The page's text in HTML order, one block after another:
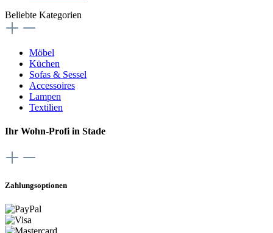
Beliebte Kategorien
Möbel
Küchen
Sofas & Sessel
Accessoires
Lampen
Textilien
Ihr Wohn-Profi in Stade
Zahlungsoptionen